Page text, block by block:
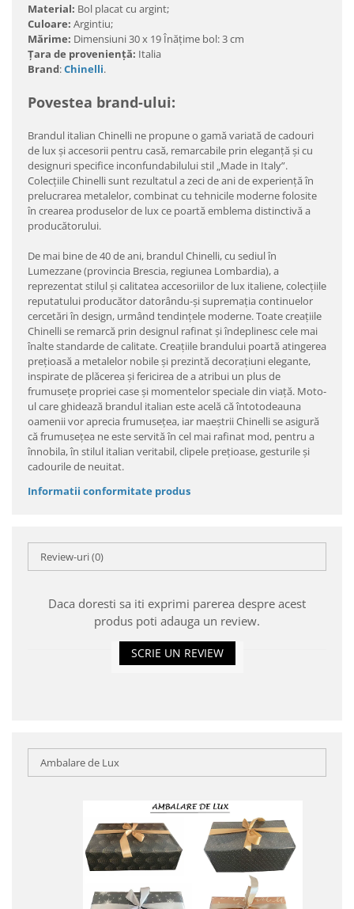
Material: Bol placat cu argint;
Culoare: Argintiu;
Mărime: Dimensiuni 30 x 19 Înățime bol: 3 cm
Ţara de proveniență: Italia
Brand:Chinelli.
Povestea brand-ului:
Brandul italian Chinelli ne propune o gamă variată de cadouri
de lux şi accesorii pentru casă, remarcabile prin eleganţă şi cu
designuri specifice inconfundabilului stil „Made in Italy”.
Colecţiile Chinelli sunt rezultatul a zeci de ani de experienţă în
prelucrarea metalelor, combinat cu tehnicile moderne folosite
în crearea produselor de lux ce poartă emblema distinctivă a
producătorului.
De mai bine de 40 de ani, brandul Chinelli, cu sediul în
Lumezzane (provincia Brescia, regiunea Lombardia), a
reprezentat stilul şi calitatea accesoriilor de lux italiene, colecţiile
reputatului producător datorându-şi supremaţia continuelor
cercetări în design, urmând tendinţele moderne. Toate creaţiile
Chinelli se remarcă prin designul rafinat şi îndeplinesc cele mai
înalte standarde de calitate. Creaţiile brandului poartă atingerea
preţioasă a metalelor nobile şi prezintă decoraţiuni elegante,
inspirate de plăcerea şi fericirea de a atribui un plus de
frumuseţe propriei case şi momentelor speciale din viaţă. Moto-
ul care ghidează brandul italian este acelă că întotodeauna
oamenii vor aprecia frumuseţea, iar maeştrii Chinelli se asigură
că frumuseţea ne este servită în cel mai rafinat mod, pentru a
înnobila, în stilul italian veritabil, clipele preţioase, gesturile şi
cadourile de neuitat.
Informatii conformitate produs
Review-uri(0)
Daca doresti sa iti exprimi parerea despre acest
produs poti adauga un review.
SCRIE UN REVIEW
Ambalare de Lux